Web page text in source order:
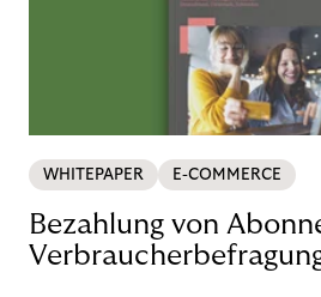
WHITEPAPER E-COMMERCE
Bezahlung von